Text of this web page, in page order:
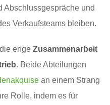
Abschlussgespräche und
Verkaufsteams bleiben.
enge Zusammenarbeit
. Beide Abteilungen
an einem Strang
Rolle, indem es für